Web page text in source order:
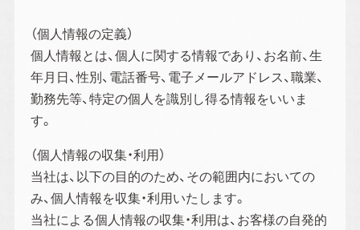
（個人情報の定義）
個人情報とは、個人に関する情報であり、お名前、生
年月日、性別、電話番号、電子メールアドレス、職業、
勤務先等、特定の個人を識別し得る情報をいいま
す。
（個人情報の収集・利用）
当社は、以下の目的のため、その範囲内においての
み、個人情報を収集・利用いたします。
当社による個人情報の収集・利用は、お客様の自発的